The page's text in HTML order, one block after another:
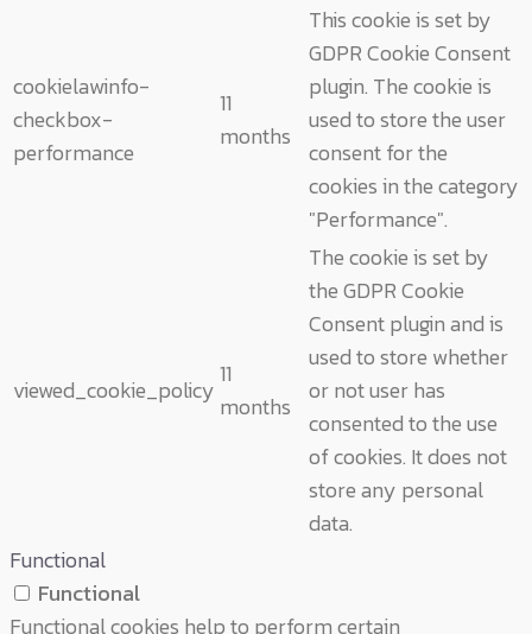
cookielawinfo-
checkbox-
performance
11
months
This cookie is set by
GDPR Cookie Consent
plugin. The cookie is
used to store the user
consent for the
cookies in the category
"Performance".
viewed_cookie_policy
11
months
The cookie is set by
the GDPR Cookie
Consent plugin and is
used to store whether
or not user has
consented to the use
of cookies. It does not
store any personal
data.
Functional
Functional
Functional cookies help to perform certain